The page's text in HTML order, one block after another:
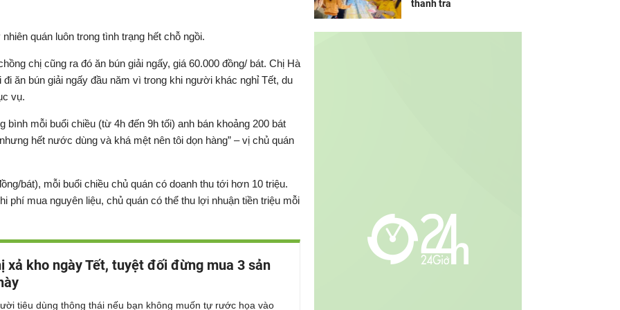
quán luôn trong tình trạng hết chỗ ngồi.
chị cũng ra đó ăn bún giải ngấy, giá 60.000 đồng/ bát. Chị Hà
ăn bún giải ngấy đầu năm vì trong khi người khác nghỉ Tết, du
vụ.
bình mỗi buổi chiều (từ 4h đến 9h tối) anh bán khoảng 200 bát
hết nước dùng và khá mệt nên tôi dọn hàng” – vị chủ quán
bát), mỗi buổi chiều chủ quán có doanh thu tới hơn 10 triệu.
phí mua nguyên liệu, chủ quán có thể thu lợi nhuận tiền triệu mỗi
xả kho ngày Tết, tuyệt đối đừng mua 3 sản
tiêu dùng thông thái nếu bạn không muốn tự rước họa vào
thanh tra